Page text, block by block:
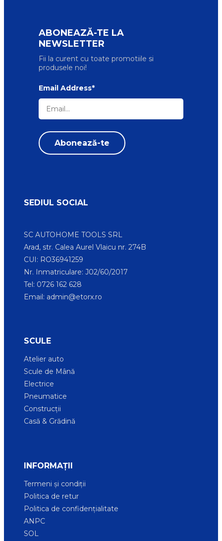
ABONEAZĂ-TE LA
NEWSLETTER
Fii la curent cu toate promotiile si
produsele noi!
Email Address*
SEDIUL SOCIAL
SC AUTOHOME TOOLS SRL
Arad, str. Calea Aurel Vlaicu nr. 274B
CUI: RO36941259
Nr. Inmatriculare: J02/60/2017
Tel: 0726 162 628
Email: admin@etorx.ro
SCULE
Atelier auto
Scule de Mână
Electrice
Pneumatice
Construcții
Casă & Grădină
INFORMAȚII
Termeni și condiții
Politica de retur
Politica de confidențialitate
ANPC
SOL